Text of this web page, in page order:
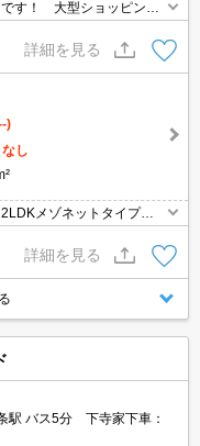
す！ 大型ショッピング
食店も豊富な環境なの
いから運動好きな方にオ
詳細を見る
)
なし
メゾネットタイプア
徒歩15分と買い物にも便
車での移動も便利ですよ♪
詳細を見る
駅 バス5分 下寺家下車：